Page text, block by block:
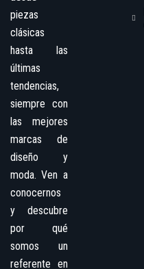
piezas
clásicas
hasta las
últimas
tendencias,
siempre con
las mejores
marcas de
diseño y
moda. Ven a
conocernos
y descubre
por qué
somos un
referente en